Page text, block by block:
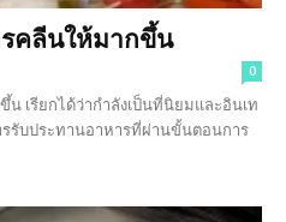
คลีนให้มากขึ้น
0
เรียกได้ว่ากำลังเป็นที่นิยมและอินเท
รับประทานอาหารที่ผ่านขั้นตอนการ